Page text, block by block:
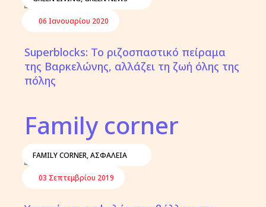
06 Ιανουαρίου 2020
Superblocks: Το ριζοσπαστικό πείραμα
της Βαρκελώνης, αλλάζει τη ζωή όλης της
πόλης
Family corner
FAMILY CORNER,ΑΣΦΆΛΕΙΑ
03 Σεπτεμβρίου 2019